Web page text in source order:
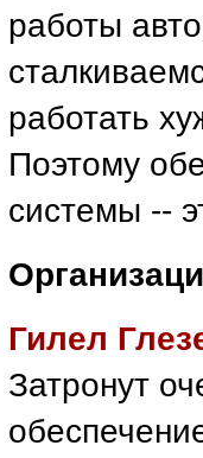
работы
работать
Поэтому
системы --
Гилел
Затронут